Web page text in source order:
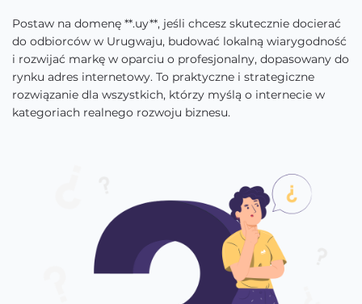
Postaw na domenę **.uy**, jeśli chcesz skutecznie docierać
do odbiorców w Urugwaju, budować lokalną wiarygodność
i rozwijać markę w oparciu o profesjonalny, dopasowany do
rynku adres internetowy. To praktyczne i strategiczne
rozwiązanie dla wszystkich, którzy myślą o internecie w
kategoriach realnego rozwoju biznesu.